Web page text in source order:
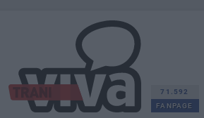
71.592
FANPAGE